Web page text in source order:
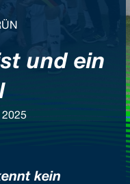
und ein
2025
kein